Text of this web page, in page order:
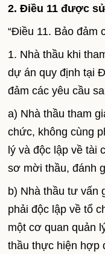
2. Điều 11 được
“Điều 11. Bảo đảm
1. Nhà thầu khi
dự án quy định tại
đảm các yêu cầu
a) Nhà thầu tham
chức, không cùng
lý và độc lập về tài
sơ mời thầu, đánh
b) Nhà thầu tư vấn
phải độc lập về tổ
một cơ quan quản
thầu thực hiện hợp